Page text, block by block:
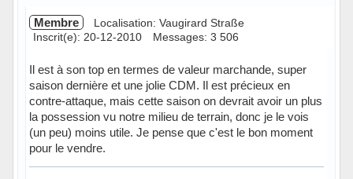
Membre
Localisation: Vaugirard Straße
Inscrit(e): 20-12-2010
Messages: 3 506
Il est à son top en termes de valeur marchande, super
saison dernière et une jolie CDM. Il est précieux en
contre-attaque, mais cette saison on devrait avoir un plus
la possession vu notre milieu de terrain, donc je le vois
(un peu) moins utile. Je pense que c'est le bon moment
pour le vendre.